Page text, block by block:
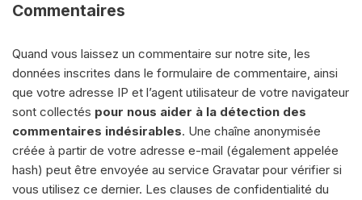
Commentaires
Quand vous laissez un commentaire sur notre site, les
données inscrites dans le formulaire de commentaire, ainsi
que votre adresse IP et l’agent utilisateur de votre navigateur
sont collectés pour nous aider à la détection des
commentaires indésirables. Une chaîne anonymisée
créée à partir de votre adresse e-mail (également appelée
hash) peut être envoyée au service Gravatar pour vérifier si
vous utilisez ce dernier. Les clauses de confidentialité du